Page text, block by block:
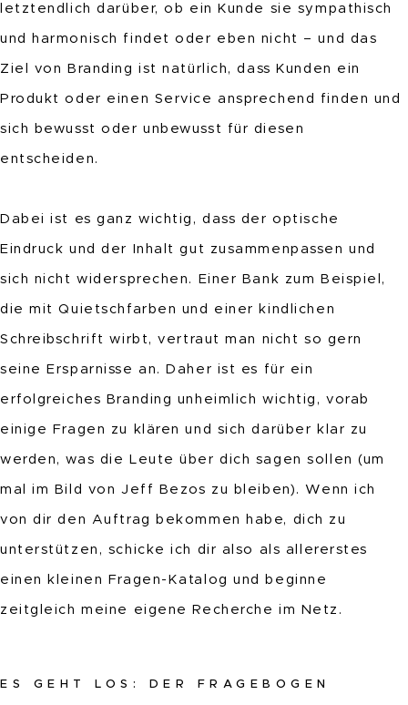
letztendlich darüber, ob ein Kunde sie sympathisch
und harmonisch findet oder eben nicht – und das
Ziel von Branding ist natürlich, dass Kunden ein
Produkt oder einen Service ansprechend finden und
sich bewusst oder unbewusst für diesen
entscheiden.
Dabei ist es ganz wichtig, dass der optische
Eindruck und der Inhalt gut zusammenpassen und
sich nicht widersprechen. Einer Bank zum Beispiel,
die mit Quietschfarben und einer kindlichen
Schreibschrift wirbt, vertraut man nicht so gern
seine Ersparnisse an. Daher ist es für ein
erfolgreiches Branding unheimlich wichtig, vorab
einige Fragen zu klären und sich darüber klar zu
werden, was die Leute über dich sagen sollen (um
mal im Bild von Jeff Bezos zu bleiben). Wenn ich
von dir den Auftrag bekommen habe, dich zu
unterstützen, schicke ich dir also als allererstes
einen kleinen Fragen-Katalog und beginne
zeitgleich meine eigene Recherche im Netz.
ES GEHT LOS: DER FRAGEBOGEN